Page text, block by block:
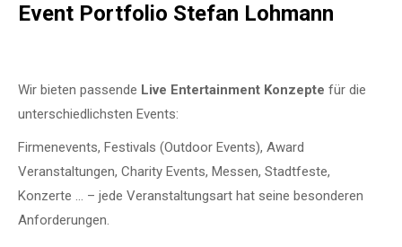
Event Portfolio Stefan Lohmann
Wir bieten passende Live Entertainment Konzepte für die
unterschiedlichsten Events:
Firmenevents, Festivals (Outdoor Events), Award
Veranstaltungen, Charity Events, Messen, Stadtfeste,
Konzerte … – jede Veranstaltungsart hat seine besonderen
Anforderungen.